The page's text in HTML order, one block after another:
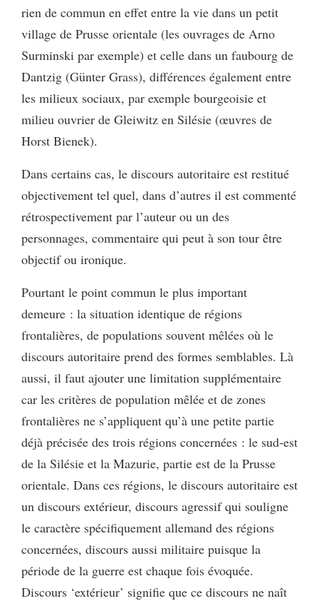
rien de commun en effet entre la vie dans un petit
village de Prusse orientale (les ouvrages de Arno
Surminski par exemple) et celle dans un faubourg de
Dantzig (Günter Grass), différences également entre
les milieux sociaux, par exemple bourgeoisie et
milieu ouvrier de Gleiwitz en Silésie (œuvres de
Horst Bienek).
Dans certains cas, le discours autoritaire est restitué
objectivement tel quel, dans d’autres il est commenté
rétrospectivement par l’auteur ou un des
personnages, commentaire qui peut à son tour être
objectif ou ironique.
Pourtant le point commun le plus important
demeure : la situation identique de régions
frontalières, de populations souvent mêlées où le
discours autoritaire prend des formes semblables. Là
aussi, il faut ajouter une limitation supplémentaire
car les critères de population mêlée et de zones
frontalières ne s’appliquent qu’à une petite partie
déjà précisée des trois régions concernées : le sud-est
de la Silésie et la Mazurie, partie est de la Prusse
orientale. Dans ces régions, le discours autoritaire est
un discours extérieur, discours agressif qui souligne
le caractère spécifiquement allemand des régions
concernées, discours aussi militaire puisque la
période de la guerre est chaque fois évoquée.
Discours ‘extérieur’ signifie que ce discours ne naît